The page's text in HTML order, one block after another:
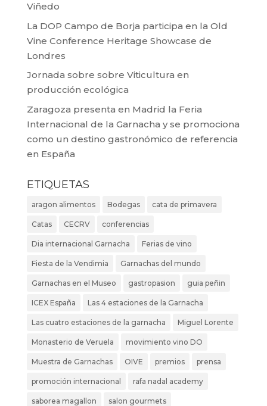
Viñedo
La DOP Campo de Borja participa en la Old
Vine Conference Heritage Showcase de
Londres
Jornada sobre sobre Viticultura en
producción ecológica
Zaragoza presenta en Madrid la Feria
Internacional de la Garnacha y se promociona
como un destino gastronómico de referencia
en España
ETIQUETAS
aragon alimentos Bodegas cata de primavera
Catas CECRV conferencias
Dia internacional Garnacha Ferias de vino
Fiesta de la Vendimia Garnachas del mundo
Garnachas en el Museo gastropasion guia peñin
ICEX España Las 4 estaciones de la Garnacha
Las cuatro estaciones de la garnacha Miguel Lorente
Monasterio de Veruela movimiento vino DO
Muestra de Garnachas OIVE premios prensa
promoción internacional rafa nadal academy
saborea magallon salon gourmets